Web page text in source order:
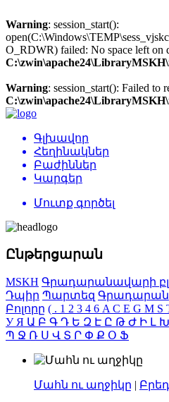
Warning: session_start():
O_RDWR) failed: No space left on
Warning: session_start(): Failed to
Գլխավոր
Հեղինակներ
Բաժիններ
Կարգեր
Մուտք գործել
Ընթերցարան
MSKH Գրադարանավարի
Դպիր Պարտեզ
Բոլորը ( . 1 2 3 4 6 AC E G M S
УЯ Ա Բ Գ Դ Ե Զ Է Ը Թ Ժ Ի Լ Խ
Պ Ջ Ռ Ս Վ Տ Ր Փ Ք Օ Ֆ
Մահն ու աղջիկը |